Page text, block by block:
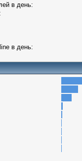
в день:
в день: